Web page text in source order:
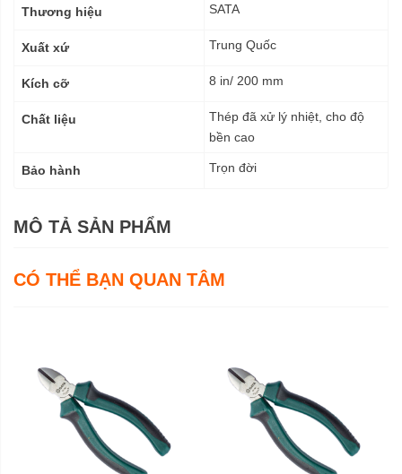
kỹThương hiệu SATA
Xuất xứ Trung Quốc
Kích cỡ 8 in/ 200 mm
Chất liệu
Thép đã xử lý nhiệt, cho độ
bền cao
Bảo hành Trọn đời
MÔ TẢ SẢN PHẨM
CÓ THỂ BẠN QUAN TÂM